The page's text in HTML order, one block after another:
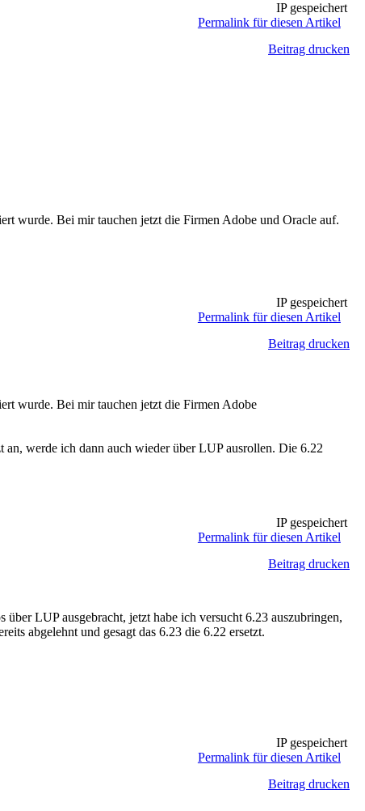
IP gespeichert
Permalink für diesen Artikel
Beitrag drucken
wurde. Bei mir tauchen jetzt die Firmen Adobe und Oracle auf.
IP gespeichert
Permalink für diesen Artikel
Beitrag drucken
wurde. Bei mir tauchen jetzt die Firmen Adobe
an, werde ich dann auch wieder über LUP ausrollen. Die 6.22
IP gespeichert
Permalink für diesen Artikel
Beitrag drucken
LUP ausgebracht, jetzt habe ich versucht 6.23 auszubringen,
abgelehnt und gesagt das 6.23 die 6.22 ersetzt.
IP gespeichert
Permalink für diesen Artikel
Beitrag drucken